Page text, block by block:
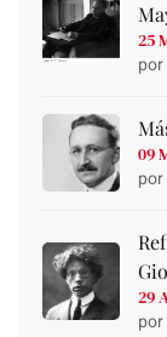
25
09
29